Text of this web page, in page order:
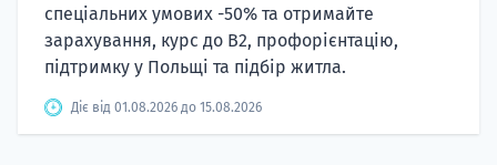
спеціальних умових -50% та отримайте
зарахування, курс до B2, профорієнтацію,
підтримку у Польщі та підбір житла.
Діє від 01.08.2026 до 15.08.2026